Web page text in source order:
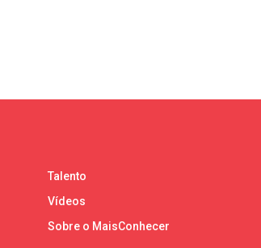
Talento
Vídeos
Sobre o MaisConhecer